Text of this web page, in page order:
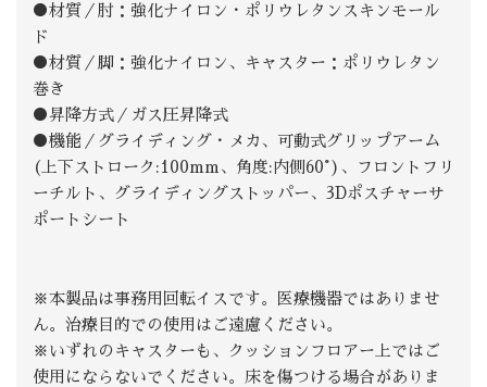
●材質／肘：強化ナイロン・ポリウレタンスキンモール
ド
●材質／脚：強化ナイロン、キャスター：ポリウレタン
巻き
●昇降方式／ガス圧昇降式
●機能／グライディング・メカ、可動式グリップアーム
(上下ストローク:100mm、角度:内側60°)、フロントフリ
ーチルト、グライディングストッパー、3Dポスチャーサ
ポートシート
※本製品は事務用回転イスです。医療機器ではありませ
ん。治療目的での使用はご遠慮ください。
※いずれのキャスターも、クッションフロアー上ではご
使用にならないでください。床を傷つける場合がありま